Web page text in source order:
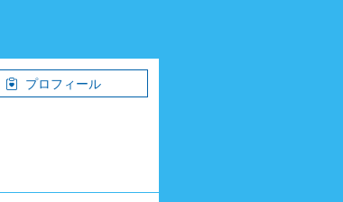
プロフィール